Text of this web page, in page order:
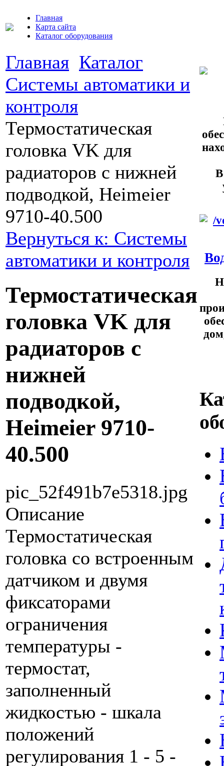
Главная
Карта сайта
Каталог оборудования
Главная Каталог
Системы автоматики и
контроля
Термостатическая
головка VK для
радиаторов с нижней
подводкой, Heimeier
9710-40.500
Вернуться к: Системы
автоматики и контроля
Термостатическая
головка VK для
радиаторов с
нижней
подводкой,
Heimeier 9710-
40.500
pic_52f491b7e5318.jpg
Описание
Термостатическая
головка со встроенным
датчиком и двумя
фиксаторами
ограничения
температуры -
термостат,
заполненный
жидкостью - шкала
положений
регулирования 1 - 5 -
В